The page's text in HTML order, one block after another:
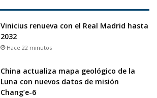
Vinicius renueva con el Real Madrid hasta
2032
Hace 22 minutos
China actualiza mapa geológico de la
Luna con nuevos datos de misión
Chang’e-6